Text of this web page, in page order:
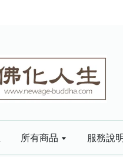
所有商品 服務說明